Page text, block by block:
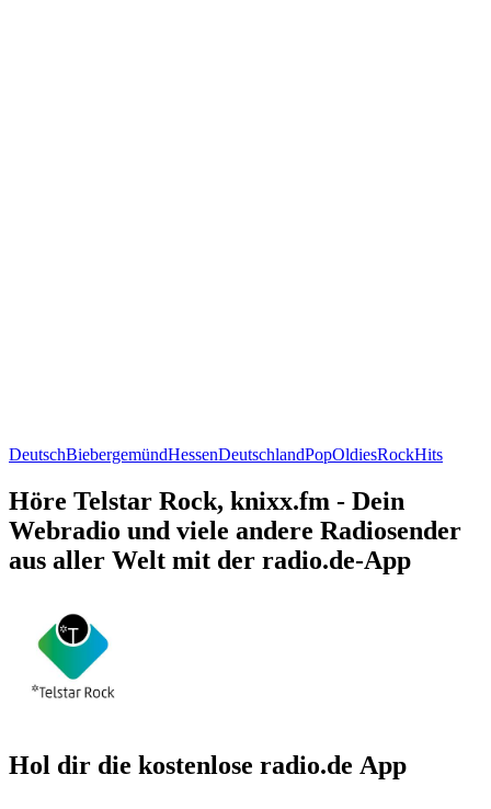
DeutschBiebergemündHessenDeutschlandPopOldiesRockHits
Höre Telstar Rock, knixx.fm - Dein
Webradio und viele andere Radiosender
aus aller Welt mit der radio.de-App
Hol dir die kostenlose radio.de App